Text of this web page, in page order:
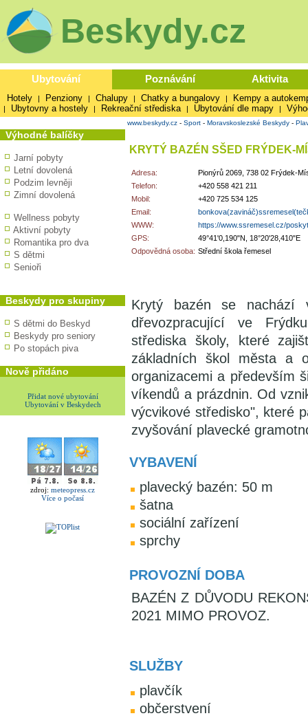
Beskydy.cz
Ubytování Poznávání Aktivita
Hotely | Penziony | Chalupy | Chatky a bungalovy | Kempy a
| Ubytovny a hostely | Rekreační střediska | Ubytování dle mapy |
Výhodné balíčky
Jarní pobyty
Letní dovolená
Podzim levněji
Zimní dovolená
Wellness pobyty
Aktivní pobyty
Romantika pro dva
S dětmi
Senioři
Beskydy pro skupiny
S dětmi do Beskyd
Beskydy pro seniory
Po stopách piva
Nově přidáno
Přidat nové ubytování
Ubytování v Beskydech
zdroj: meteopress.cz
Více o počasí
www.beskydy.cz - Sport - Moravskoslezské Beskydy -
KRYTÝ BAZÉN SŠED FRÝDEK-
Adresa:
Pionýrů 2069, 738 02 Frýdek-
Telefon:
+420 558 421 211
Mobil:
+420 725 534 125
Email:
WWW:
https://www.ssremesel.cz/
GPS:
49°41'0,190"N, 18°20'28,410"E
Odpovědná osoba: Střední škola řemesel
Krytý bazén se nachází
dřevozpracující ve
střediska školy, které
základních škol města a
organizacemi a především
víkendů a prázdnin. Od
výcvikové středisko", které
zvyšování plavecké
VYBAVENÍ
plavecký bazén: 50 m
šatna
sociální zařízení
sprchy
PROVOZNÍ DOBA
BAZÉN Z DŮVODU
2021 MIMO PROVOZ.
SLUŽBY
plavčík
občerstvení